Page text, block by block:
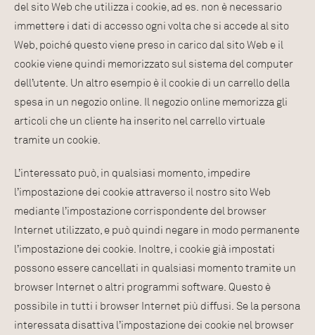
del sito Web che utilizza i cookie, ad es. non è necessario
immettere i dati di accesso ogni volta che si accede al sito
Web, poiché questo viene preso in carico dal sito Web e il
cookie viene quindi memorizzato sul sistema del computer
dell’utente. Un altro esempio è il cookie di un carrello della
spesa in un negozio online. Il negozio online memorizza gli
articoli che un cliente ha inserito nel carrello virtuale
tramite un cookie.
L’interessato può, in qualsiasi momento, impedire
l’impostazione dei cookie attraverso il nostro sito Web
mediante l’impostazione corrispondente del browser
Internet utilizzato, e può quindi negare in modo permanente
l’impostazione dei cookie. Inoltre, i cookie già impostati
possono essere cancellati in qualsiasi momento tramite un
browser Internet o altri programmi software. Questo è
possibile in tutti i browser Internet più diffusi. Se la persona
interessata disattiva l’impostazione dei cookie nel browser